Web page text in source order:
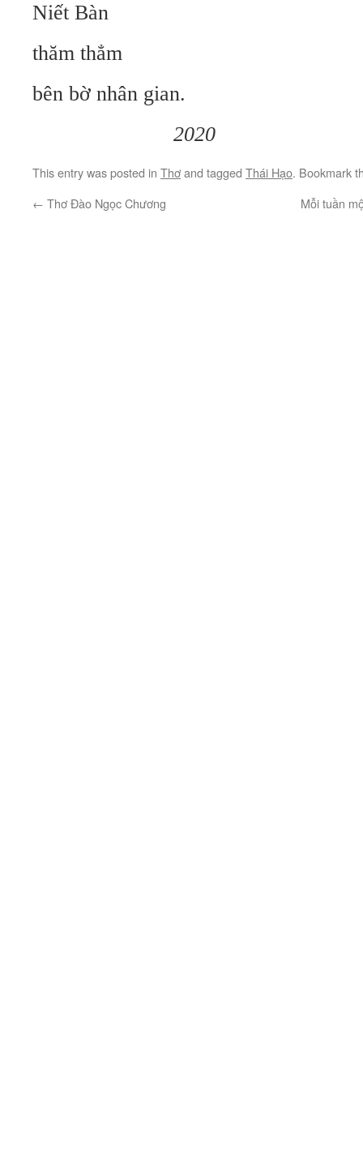
Niết Bàn
thăm thẳm
bên bờ nhân gian.
2020
This entry was posted in Thơand tagged Thái Hạo. Bookmark
← Thơ Đào Ngọc Chương Mỗi tuần